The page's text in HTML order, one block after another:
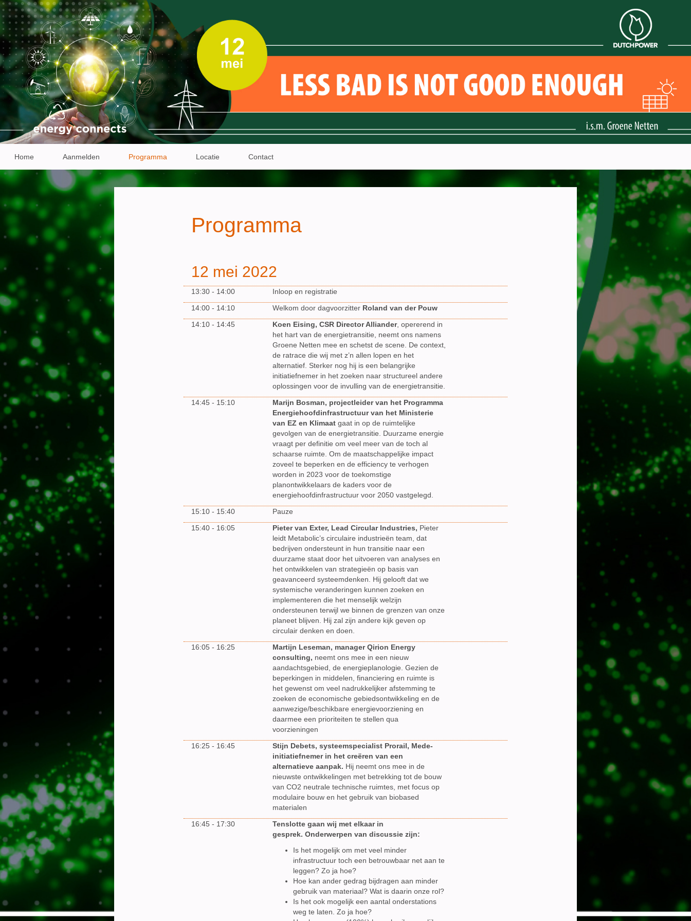
Home Aanmelden Programma Locatie Contact
Programma
12 mei 2022
13:30 - 14:00
Inloop en registratie
14:00 - 14:10
Welkom door dagvoorzitter Roland van der Pouw
14:10 - 14:45
Koen Eising, CSR Director Alliander, opererend in
het hart van de energietransitie, neemt ons namens
Groene Netten mee en schetst de scene. De context,
de ratrace die wij met z’n allen lopen en het
alternatief. Sterker nog hij is een belangrijke
initiatiefnemer in het zoeken naar structureel andere
oplossingen voor de invulling van de energietransitie.
14:45 - 15:10
Marijn Bosman, projectleider van het Programma
Energiehoofdinfrastructuur van het Ministerie
van EZ en Klimaat gaat in op de ruimtelijke
gevolgen van de energietransitie. Duurzame energie
vraagt per definitie om veel meer van de toch al
schaarse ruimte. Om de maatschappelijke impact
zoveel te beperken en de efficiency te verhogen
worden in 2023 voor de toekomstige
planontwikkelaars de kaders voor de
energiehoofdinfrastructuur voor 2050 vastgelegd.
15:10 - 15:40
Pauze
15:40 - 16:05
Pieter van Exter, Lead Circular Industries, Pieter
leidt Metabolic’s circulaire industrieën team, dat
bedrijven ondersteunt in hun transitie naar een
duurzame staat door het uitvoeren van analyses en
het ontwikkelen van strategieën op basis van
geavanceerd systeemdenken. Hij gelooft dat we
systemische veranderingen kunnen zoeken en
implementeren die het menselijk welzijn
ondersteunen terwijl we binnen de grenzen van onze
planeet blijven. Hij zal zijn andere kijk geven op
circulair denken en doen.
16:05 - 16:25
Martijn Leseman, manager Qirion Energy
consulting, neemt ons mee in een nieuw
aandachtsgebied, de energieplanologie. Gezien de
beperkingen in middelen, financiering en ruimte is
het gewenst om veel nadrukkelijker afstemming te
zoeken de economische gebiedsontwikkeling en de
aanwezige/beschikbare energievoorziening en
daarmee een prioriteiten te stellen qua
voorzieningen
16:25 - 16:45
Stijn Debets, systeemspecialist Prorail, Mede-
initiatiefnemer in het creëren van een
alternatieve aanpak. Hij neemt ons mee in de
nieuwste ontwikkelingen met betrekking tot de bouw
van CO2 neutrale technische ruimtes, met focus op
modulaire bouw en het gebruik van biobased
materialen
16:45 - 17:30
Tenslotte gaan wij met elkaar in
gesprek. Onderwerpen van discussie zijn:
Is het mogelijk om met veel minder
infrastructuur toch een betrouwbaar net aan te
leggen? Zo ja hoe?
Hoe kan ander gedrag bijdragen aan minder
gebruik van materiaal? Wat is daarin onze rol?
Is het ook mogelijk een aantal onderstations
weg te laten. Zo ja hoe?